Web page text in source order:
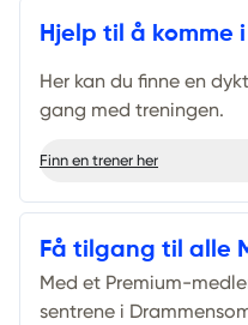
Hjelp til å komme
Her kan du finne en
gang med treningen.
Finn en trener her
Få tilgang til alle
Med et Premium-
sentrene i